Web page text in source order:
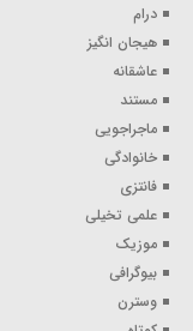
درام
هیجان انگیز
عاشقانه
مستند
ماجراجویی
خانوادگی
فانتزی
علمی تخیلی
موزیک
بیوگرافی
وسترن